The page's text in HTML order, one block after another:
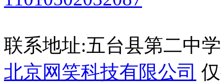
联系地址:五台县第二中
北京网笑科技有限公司